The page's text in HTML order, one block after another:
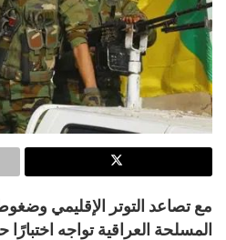
مع تصاعد التوتر الإقليمي
المسلحة العراقية تواجه